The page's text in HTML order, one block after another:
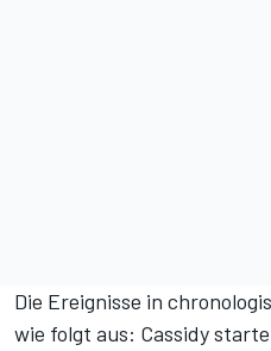
Die Ereignisse in
wie folgt aus: Cassidy